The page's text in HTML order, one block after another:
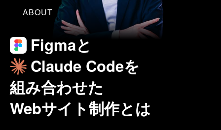
ABOUT
Figmaと
Claude Codeを
組み合わせた
Webサイト制作とは